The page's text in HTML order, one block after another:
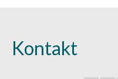
Kontakt